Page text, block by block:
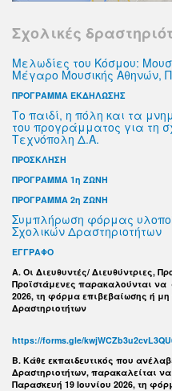
Σχολικές
Μελωδίες του Κόσμου:
Μέγαρο Μουσικής Αθηνών,
ΠΡΟΓΡΑΜΜΑ ΕΚΔΗΛΩΣΗΣ
Το παιδί, η πόλη και τα
του προγράμματος για τη
Τεχνόπολη Δ.Α.
ΠΡΟΣΚΛΗΣΗ
ΠΡΟΓΡΑΜΜΑ 1η ΖΩΝΗ
ΠΡΟΓΡΑΜΜΑ 2η ΖΩΝΗ
Συμπλήρωση φόρμας
Σχολικών Δραστηριοτήτων
ΕΓΓΡΑΦΟ
Α. Οι Διευθυντές/ Διευθύντριες,
Προϊστάμενες παρακαλούνται να
2026, τη φόρμα επιβεβαίωσης ή
Δραστηριοτήτων
https://forms.gle/
B. Κάθε εκπαιδευτικός που
Δραστηριοτήτων, παρακαλείται
Παρασκευή 19 Ιουνίου 2026, τη